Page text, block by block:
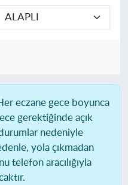
eczane gece boyunca
gerektiğinde açık
nedeniyle
yola çıkmadan
telefon aracılığıyla